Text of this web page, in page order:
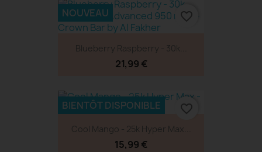
Blueberry Raspberry - 30k...
21,99 €
NOUVEAU favorite_border
Cool Mango - 25k Hyper Max...
15,99 €
BIENTÔT DISPONIBLE favorite_border